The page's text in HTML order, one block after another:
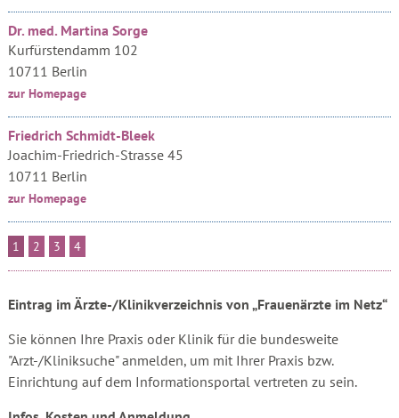
Dr. med. Martina Sorge
Kurfürstendamm 102
10711 Berlin
zur Homepage
Friedrich Schmidt-Bleek
Joachim-Friedrich-Strasse 45
10711 Berlin
zur Homepage
1 2 3 4
Eintrag im Ärzte-/Klinikverzeichnis von „Frauenärzte im Netz“
Sie können Ihre Praxis oder Klinik für die bundesweite
"Arzt-/Kliniksuche" anmelden, um mit Ihrer Praxis bzw.
Einrichtung auf dem Informationsportal vertreten zu sein.